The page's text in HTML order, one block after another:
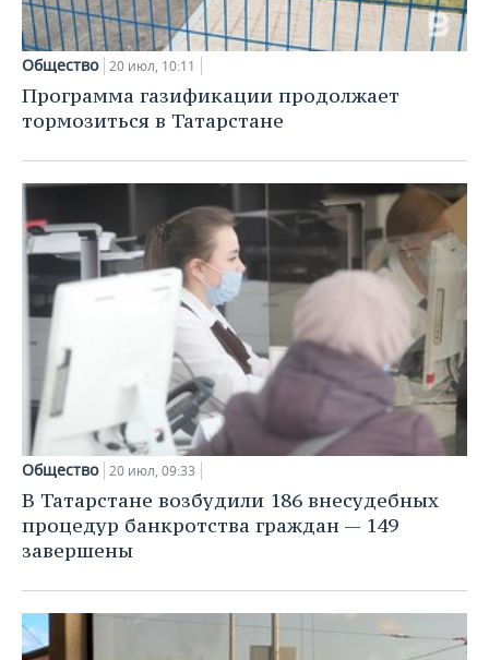
Общество 20 июл, 10:11
Программа газификации продолжает
тормозиться в Татарстане
Общество 20 июл, 09:33
В Татарстане возбудили 186 внесудебных
процедур банкротства граждан — 149
завершены